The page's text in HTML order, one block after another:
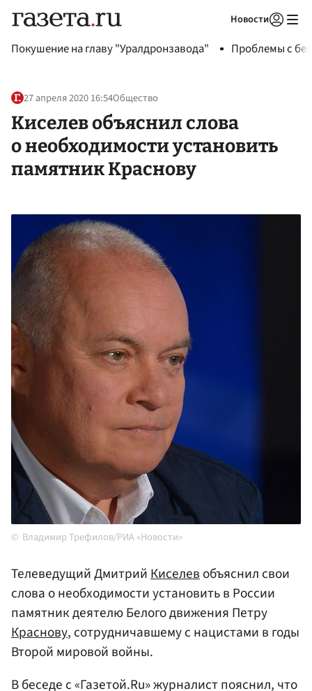
Новости
Покушение на главу "Уралдронзавода" Проблемы с
27 апреля 2020 16:54Общество
Киселев объяснил слова
о необходимости установить
памятник Краснову
Владимир Трефилов/РИА «Новости»
Телеведущий ДмитрийКиселевобъяснил свои
слова о необходимости установить в России
памятник деятелю Белого движения Петру
Краснову, сотрудничавшему с нацистами в годы
Второй мировой войны.
В беседе с «Газетой.Ru» журналист пояснил, что